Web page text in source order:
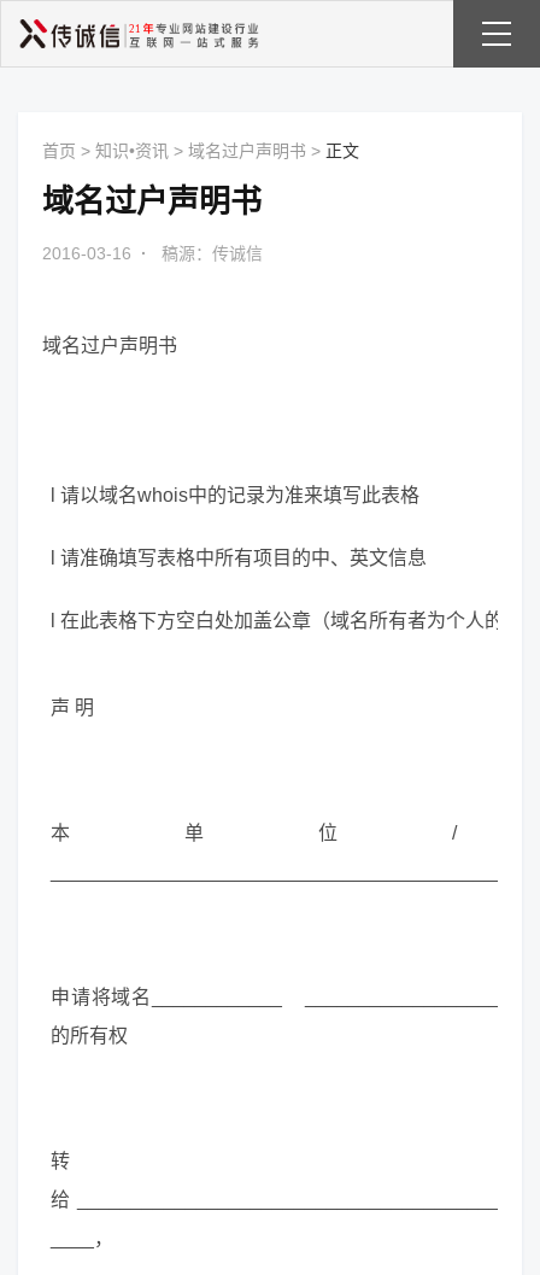
首页 > 知识•资讯 > 域名过户声明书 > 正文
域名过户声明书
2016-03-16 · 稿源：传诚信
域名过户声明书
l 请以域名whois中的记录为准来填写此表格
l 请准确填写表格中所有项目的中、英文信息
l 在此表格下方空白处加盖公章（域名所有者为个人的，
声 明
本单位/
申请将域名____________
的所有权
转
给
____，